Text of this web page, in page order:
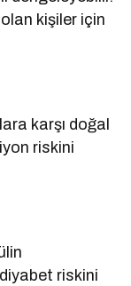
kişiler için
karşı doğal
riskini
riskini